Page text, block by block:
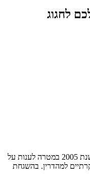
לחגוג
את קייטרינג Royal King למהדרין הקמנו בשנת 2005 במטרה לענות על
למהדרין. בהשגחת